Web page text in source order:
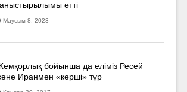
өтті
Маусым 8, 2023
бойынша да еліміз Ресей
Иранмен «көрші» тұр